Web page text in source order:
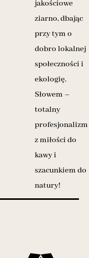
jakościowe
ziarno, dbając
przy tym o
dobro lokalnej
społeczności i
ekologię.
Słowem –
totalny
profesjonalizm
z miłości do
kawy i
szacunkiem do
natury!